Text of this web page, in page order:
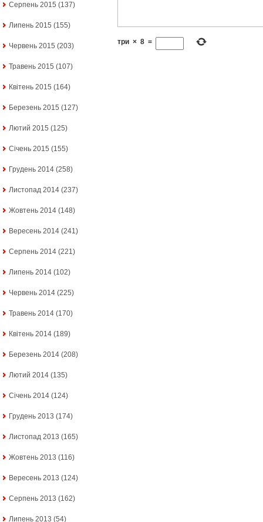
Серпень 2015 (137)
Липень 2015 (155)
Червень 2015 (203)
Травень 2015 (107)
Квітень 2015 (164)
Березень 2015 (127)
Лютий 2015 (125)
Січень 2015 (155)
Грудень 2014 (258)
Листопад 2014 (237)
Жовтень 2014 (148)
Вересень 2014 (241)
Серпень 2014 (221)
Липень 2014 (102)
Червень 2014 (225)
Травень 2014 (170)
Квітень 2014 (189)
Березень 2014 (208)
Лютий 2014 (135)
Січень 2014 (124)
Грудень 2013 (174)
Листопад 2013 (165)
Жовтень 2013 (116)
Вересень 2013 (124)
Серпень 2013 (162)
Липень 2013 (54)
три × 8 =